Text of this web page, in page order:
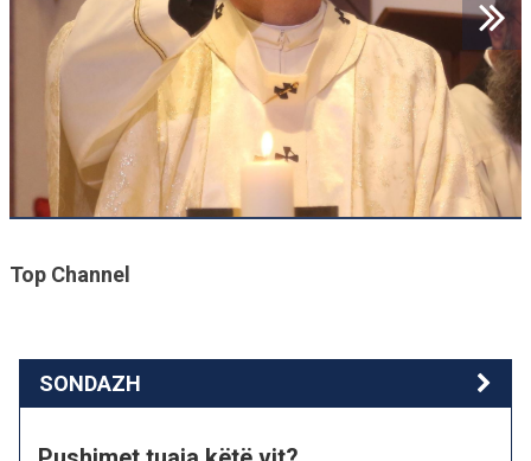
Top Channel
SONDAZH